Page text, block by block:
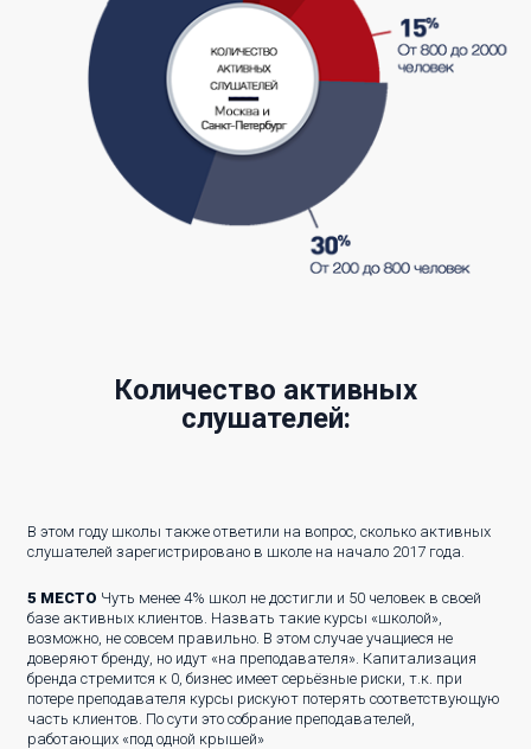
Количество активных
слушателей:
В этом году школы также ответили на вопрос, сколько активных
слушателей зарегистрировано в школе на начало 2017 года.
5 МЕСТО Чуть менее 4% школ не достигли и 50 человек в своей
базе активных клиентов. Назвать такие курсы «школой»,
возможно, не совсем правильно. В этом случае учащиеся не
доверяют бренду, но идут «на преподавателя». Капитализация
бренда стремится к 0, бизнес имеет серьёзные риски, т.к. при
потере преподавателя курсы рискуют потерять соответствующую
часть клиентов. По сути это собрание преподавателей,
работающих «под одной крышей»